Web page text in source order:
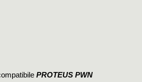
PROTEUS PWN